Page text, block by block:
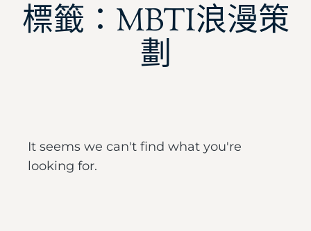
標籤：MBTI浪漫策
劃
It seems we can't find what you're
looking for.